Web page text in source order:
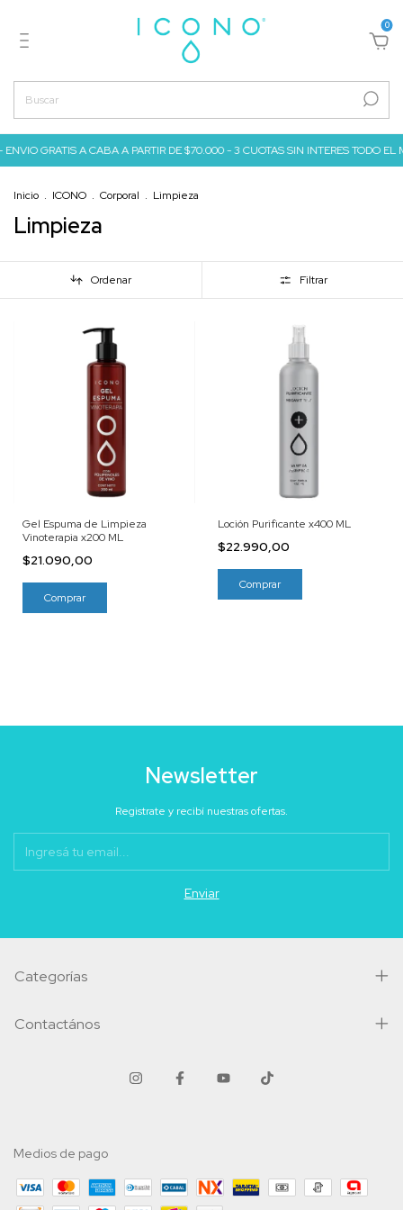
0
ENVIO GRATIS A CABA A PARTIR DE $70.000 - 3 CUOTAS SIN INTERES TODO
Inicio . ICONO . Corporal . Limpieza
Limpieza
Ordenar Filtrar
Gel Espuma de Limpieza
Vinoterapia x200 ML
$21.090,00
Loción Purificante x400 ML
$22.990,00
Newsletter
Registrate y recibí nuestras ofertas.
Categorías
Contactános
Medios de pago